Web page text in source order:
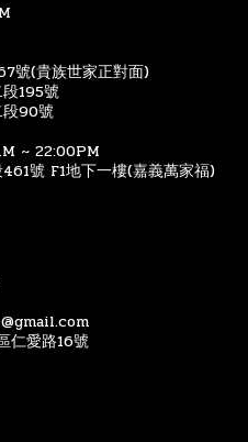
號(貴族世家正對面)
195號
段90號
~ 22:00PM
號 F1地下一樓(嘉義萬家福)
仁愛路16號